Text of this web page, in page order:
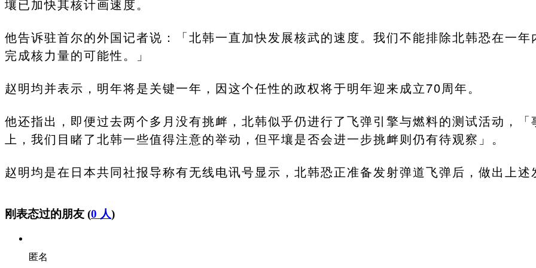
壤已加快其核计画速度。
他告诉驻首尔的外国记者说：「北韩一直加快发展核武的速度。我们不能排除北韩恐在一年
完成核力量的可能性。」
赵明均并表示，明年将是关键一年，因这个任性的政权将于明年迎来成立70周年。
他还指出，即便过去两个多月没有挑衅，北韩似乎仍进行了飞弹引擎与燃料的测试活动，「
上，我们目睹了北韩一些值得注意的举动，但平壤是否会进一步挑衅则仍有待观察」。
赵明均是在日本共同社报导称有无线电讯号显示，北韩恐正准备发射弹道飞弹后，做出上述
刚表态过的朋友 (0 人)
匿名